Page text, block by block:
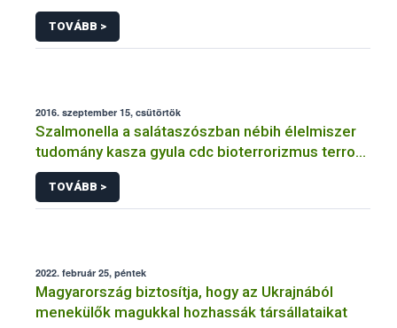
visszaélés-bejelentési rendszerhez kapcsolódó
adatkezeléséhez
TOVÁBB >
2016. szeptember 15, csütörtök
Szalmonella a salátaszószban nébih élelmiszer
tudomány kasza gyula cdc bioterrorizmus terror
lépfene
TOVÁBB >
2022. február 25, péntek
Magyarország biztosítja, hogy az Ukrajnából
menekülők magukkal hozhassák társállataikat